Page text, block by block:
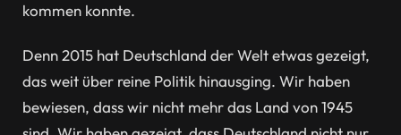
kommen konnte.
Denn 2015 hat Deutschland der Welt etwas gezeigt,
das weit über reine Politik hinausging. Wir haben
bewiesen, dass wir nicht mehr das Land von 1945